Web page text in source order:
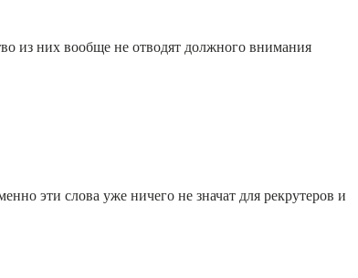
из них вообще не отводят должного внимания
эти слова уже ничего не значат для рекрутеров и